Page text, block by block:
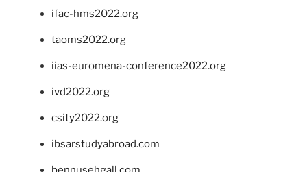
ifac-hms2022.org
taoms2022.org
iias-euromena-conference2022.org
ivd2022.org
csity2022.org
ibsarstudyabroad.com